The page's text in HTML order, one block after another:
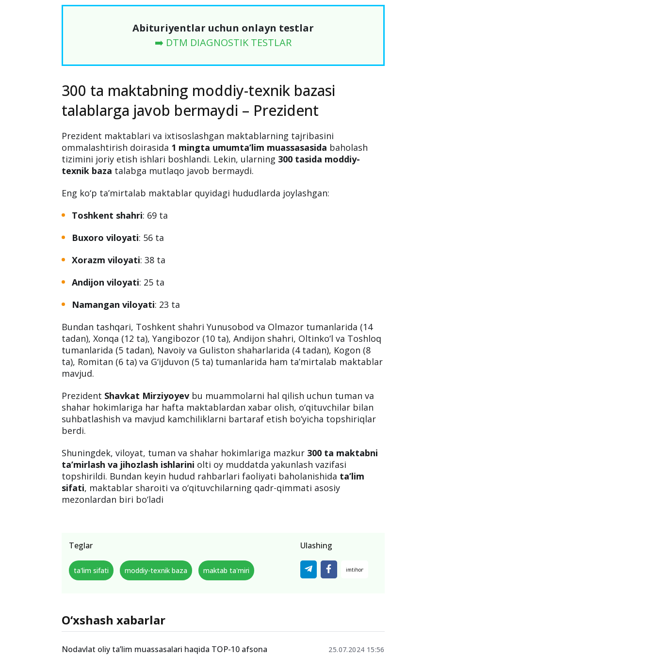
Abituriyentlar uchun onlayn testlar
➡️ DTM DIAGNOSTIK TESTLAR
300 ta maktabning moddiy-texnik bazasi
talablarga javob bermaydi – Prezident
Prezident maktablari va ixtisoslashgan maktablarning tajribasini
ommalashtirish doirasida 1 mingta umumta’lim muassasasida baholash
tizimini joriy etish ishlari boshlandi. Lekin, ularning 300 tasida moddiy-
texnik baza talabga mutlaqo javob bermaydi.
Eng ko‘p ta’mirtalab maktablar quyidagi hududlarda joylashgan:
Toshkent shahri: 69 ta
Buxoro viloyati: 56 ta
Xorazm viloyati: 38 ta
Andijon viloyati: 25 ta
Namangan viloyati: 23 ta
Bundan tashqari, Toshkent shahri Yunusobod va Olmazor tumanlarida (14
tadan), Xonqa (12 ta), Yangibozor (10 ta), Andijon shahri, Oltinko‘l va Toshloq
tumanlarida (5 tadan), Navoiy va Guliston shaharlarida (4 tadan), Kogon (8
ta), Romitan (6 ta) va G‘ijduvon (5 ta) tumanlarida ham ta’mirtalab maktablar
mavjud.
Prezident Shavkat Mirziyoyev bu muammolarni hal qilish uchun tuman va
shahar hokimlariga har hafta maktablardan xabar olish, o‘qituvchilar bilan
suhbatlashish va mavjud kamchiliklarni bartaraf etish bo‘yicha topshiriqlar
berdi.
Shuningdek, viloyat, tuman va shahar hokimlariga mazkur 300 ta maktabni
ta’mirlash va jihozlash ishlarini olti oy muddatda yakunlash vazifasi
topshirildi. Bundan keyin hudud rahbarlari faoliyati baholanishida ta’lim
sifati, maktablar sharoiti va o‘qituvchilarning qadr-qimmati asosiy
mezonlardan biri bo‘ladi
Teglar
ta'lim sifati moddiy-texnik baza maktab ta'miri
Ulashing
O‘xshash xabarlar
Nodavlat oliy ta’lim muassasalari haqida TOP-10 afsona
25.07.2024 15:56